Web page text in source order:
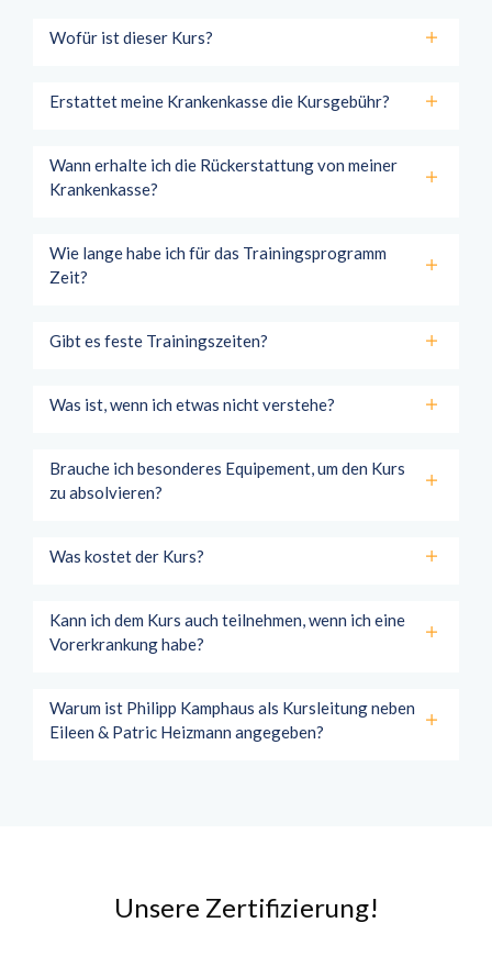
Wofür ist dieser Kurs?
Erstattet meine Krankenkasse die Kursgebühr?
Wann erhalte ich die Rückerstattung von meiner
Krankenkasse?
Wie lange habe ich für das Trainingsprogramm
Zeit?
Gibt es feste Trainingszeiten?
Was ist, wenn ich etwas nicht verstehe?
Brauche ich besonderes Equipement, um den Kurs
zu absolvieren?
Was kostet der Kurs?
Kann ich dem Kurs auch teilnehmen, wenn ich eine
Vorerkrankung habe?
Warum ist Philipp Kamphaus als Kursleitung neben
Eileen & Patric Heizmann angegeben?
Unsere Zertifizierung!